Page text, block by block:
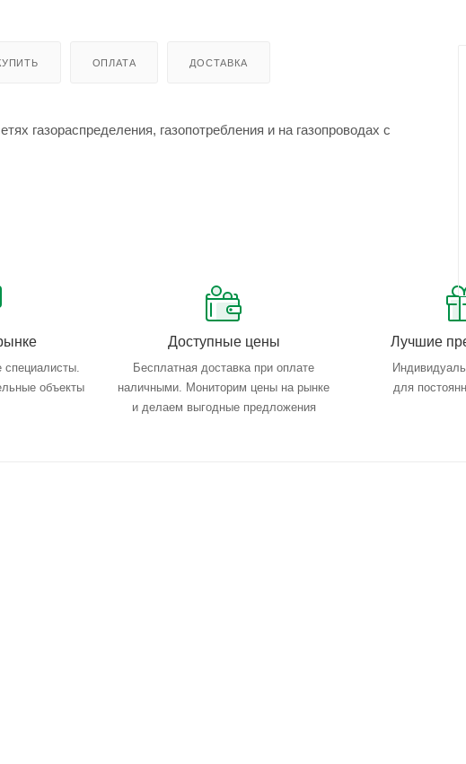
ОПЛАТА ДОСТАВКА
газопотребления и на газопроводах с
специалисты.
объекты
Доступные цены
Бесплатная доставка при оплате
наличными. Мониторим цены на рынке
и делаем выгодные предложения
Лучшие
для